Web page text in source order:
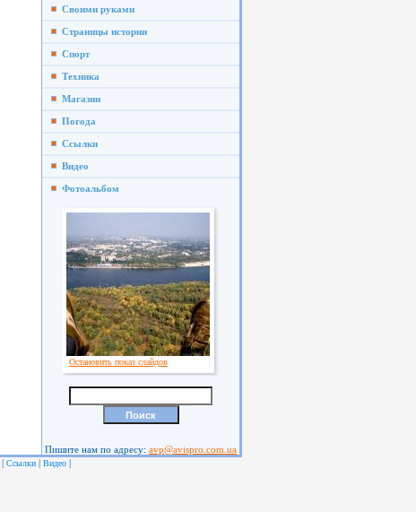
Своими руками
Страницы истории
Спорт
Техника
Магазин
Погода
Ссылки
Видео
Фотоальбом
Остановить показ слайдов
Пишите нам по адресу: avp@avispro.com.ua
| Ссылки | Видео |